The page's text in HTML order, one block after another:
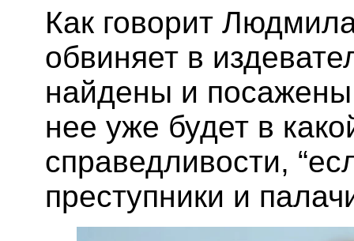
Как говорит
обвиняет в
найдены и
нее уже будет в
справедливости,
преступники и